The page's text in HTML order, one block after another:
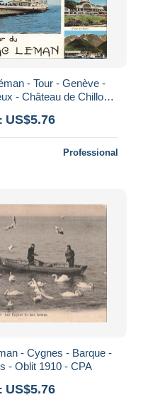
- Tour - Genève -
- Château de Chillon -
US$5.76
Professional
- Cygnes - Barque -
- Oblit 1910 - CPA
US$5.76